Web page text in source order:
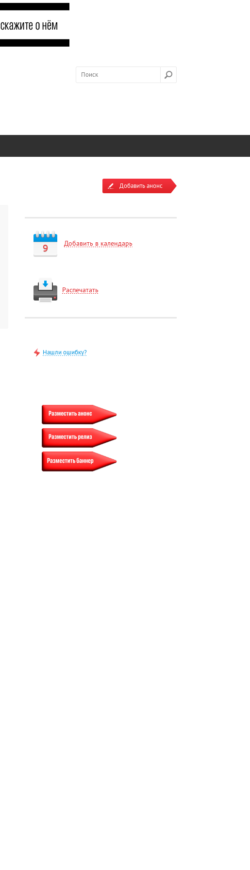
Добавить анонс
9 Добавить в календарь
Распечатать
Нашли ошибку?